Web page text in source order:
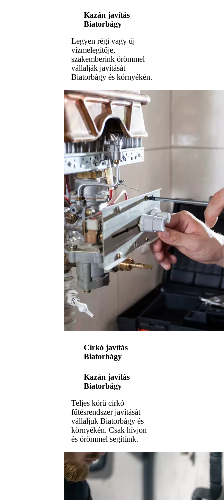
Kazán javítás
Biatorbágy
Legyen régi vagy új
vízmelegítője,
szakemberink örömmel
vállalják javítását
Biatorbágy és környékén.
Cirkó javítás
Biatorbágy
Kazán javítás
Biatorbágy
Teljes körű cirkó
fűtésrendszer javítását
vállaljuk Biatorbágy és
környékén. Csak hívjon
és örömmel segítünk.